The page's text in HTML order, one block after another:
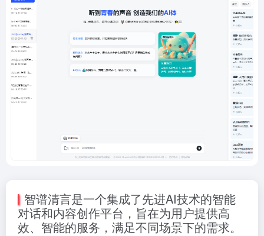
智谱清言是一个集成了先进AI技术的智能
对话和内容创作平台，旨在为用户提供高
效、智能的服务，满足不同场景下的需求。